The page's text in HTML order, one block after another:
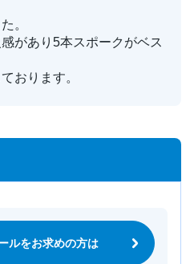
。
があり5本スポークがベス
おります。
ルをお求めの方は